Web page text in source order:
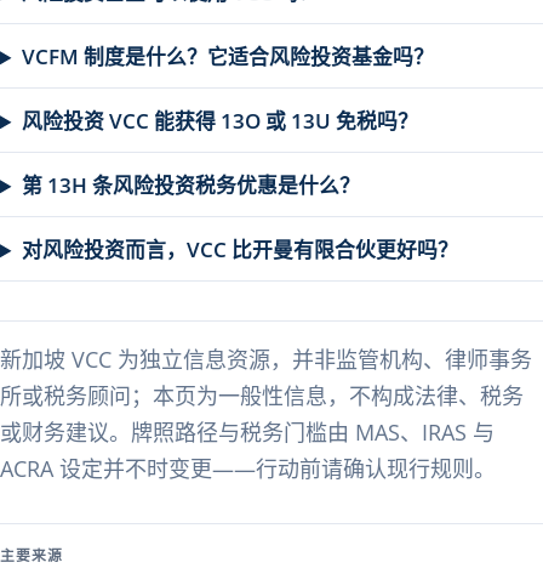
VCFM 制度是什么？它适合风险投资基金吗？
风险投资 VCC 能获得 13O 或 13U 免税吗？
第 13H 条风险投资税务优惠是什么？
对风险投资而言，VCC 比开曼有限合伙更好吗？
新加坡 VCC 为独立信息资源，并非监管机构、律师事务
所或税务顾问；本页为一般性信息，不构成法律、税务
或财务建议。牌照路径与税务门槛由 MAS、IRAS 与
ACRA 设定并不时变更——行动前请确认现行规则。
主要来源